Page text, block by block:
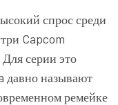
спрос среди
Capcom
серии это
давно называют
ремейке